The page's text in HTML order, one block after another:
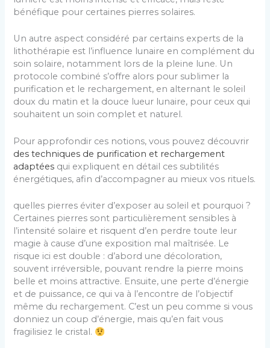
bénéfique pour certaines pierres solaires.
Un autre aspect considéré par certains experts de la
lithothérapie est l’influence lunaire en complément du
soin solaire, notamment lors de la pleine lune. Un
protocole combiné s’offre alors pour sublimer la
purification et le rechargement, en alternant le soleil
doux du matin et la douce lueur lunaire, pour ceux qui
souhaitent un soin complet et naturel.
Pour approfondir ces notions, vous pouvez découvrir
des techniques de purification et rechargement
adaptées qui expliquent en détail ces subtilités
énergétiques, afin d’accompagner au mieux vos rituels.
quelles pierres éviter d’exposer au soleil et pourquoi ?
Certaines pierres sont particulièrement sensibles à
l’intensité solaire et risquent d’en perdre toute leur
magie à cause d’une exposition mal maîtrisée. Le
risque ici est double : d’abord une décoloration,
souvent irréversible, pouvant rendre la pierre moins
belle et moins attractive. Ensuite, une perte d’énergie
et de puissance, ce qui va à l’encontre de l’objectif
même du rechargement. C’est un peu comme si vous
donniez un coup d’énergie, mais qu’en fait vous
fragilisiez le cristal.